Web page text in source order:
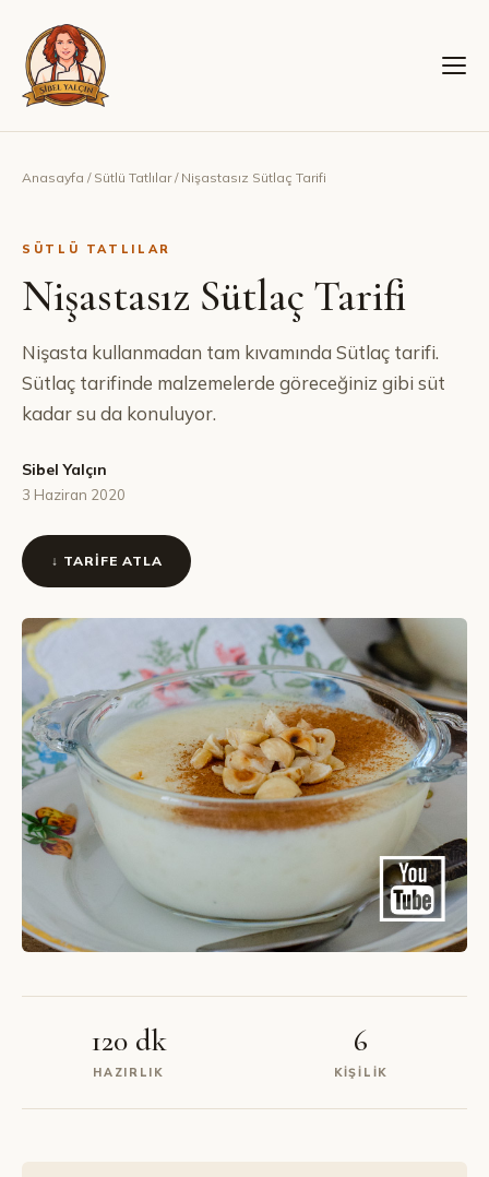
Anasayfa / Sütlü Tatlılar/ Nişastasız Sütlaç Tarifi
SÜTLÜ TATLILAR
Nişastasız Sütlaç Tarifi
Nişasta kullanmadan tam kıvamında Sütlaç tarifi.
Sütlaç tarifinde malzemelerde göreceğiniz gibi süt
kadar su da konuluyor.
Sibel Yalçın
3 Haziran 2020
↓ TARIFE ATLA
120 dk
HAZIRLIK
6
KIŞILIK